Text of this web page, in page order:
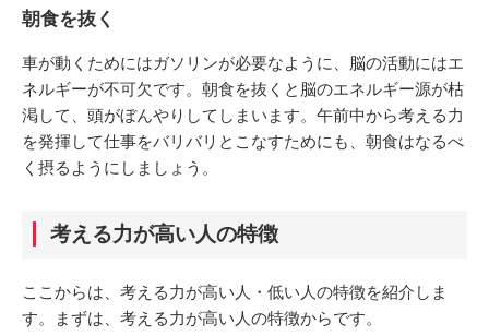
朝食を抜く
車が動くためにはガソリンが必要なように、脳の活動にはエ
ネルギーが不可欠です。朝食を抜くと脳のエネルギー源が枯
渇して、頭がぼんやりしてしまいます。午前中から考える力
を発揮して仕事をバリバリとこなすためにも、朝食はなるべ
く摂るようにしましょう。
考える力が高い人の特徴
ここからは、考える力が高い人・低い人の特徴を紹介しま
す。まずは、考える力が高い人の特徴からです。